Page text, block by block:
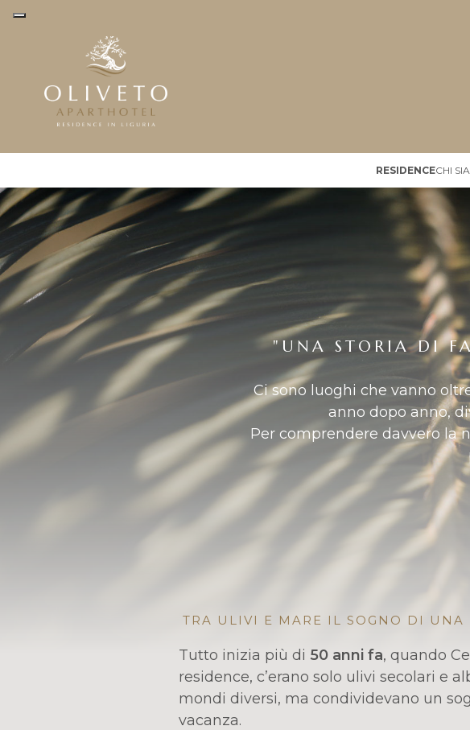
RESIDENCECHI
"UNA STORIA DI
Ci sono luoghi che vanno
anno dopo anno,
Per comprendere davvero la
TRA ULIVI E MARE IL SOGNO DI UNA
Tutto inizia più di 50 anni fa, quando
residence, c’erano solo ulivi secolari e
mondi diversi, ma condividevano un
vacanza.